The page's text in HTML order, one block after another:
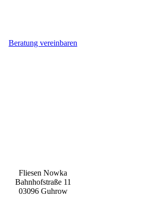
Beratung vereinbaren
Fliesen Nowka
Bahnhofstraße 11
03096 Guhrow